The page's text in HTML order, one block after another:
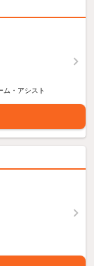
・アシスト